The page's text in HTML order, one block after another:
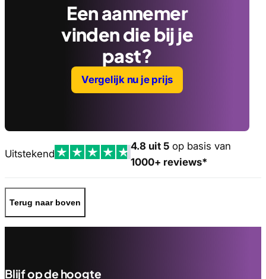
Een aannemer
vinden die bij je
past?
Vergelijk nu je prijs
Uitstekend
4.8 uit 5 op basis van
1000+ reviews*
Terug naar boven
Blijf op de hoogte